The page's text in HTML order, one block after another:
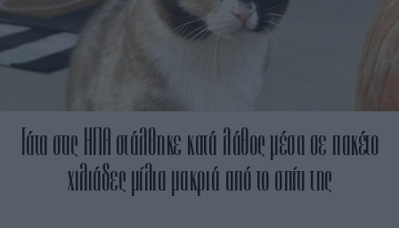
Γάτα στις ΗΠΑ στάλθηκε κατά λάθος μέσα σε πακέτο
χιλιάδες μίλια μακριά από το σπίτι της